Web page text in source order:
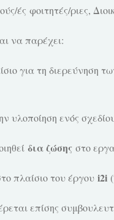
ές φοιτητές/ριες,
να παρέχει:
για τη διερεύνηση
υλοποίηση ενός
δια ζώσης στο
πλαίσιο του έργου i2i
επίσης